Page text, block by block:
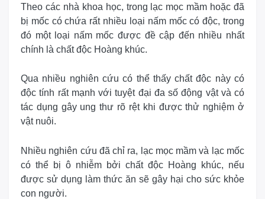
Theo các nhà khoa học, trong lạc mọc mầm hoặc đã
bị mốc có chứa rất nhiều loại nấm mốc có độc, trong
đó một loại nấm mốc được đề cập đến nhiều nhất
chính là chất độc Hoàng khúc.
Qua nhiều nghiên cứu có thể thấy chất độc này có
độc tính rất mạnh với tuyệt đại đa số động vật và có
tác dụng gây ung thư rõ rệt khi được thử nghiệm ở
vật nuôi.
Nhiều nghiên cứu đã chỉ ra, lạc mọc mầm và lạc mốc
có thể bị ô nhiễm bởi chất độc Hoàng khúc, nếu
được sử dụng làm thức ăn sẽ gây hại cho sức khỏe
con người.